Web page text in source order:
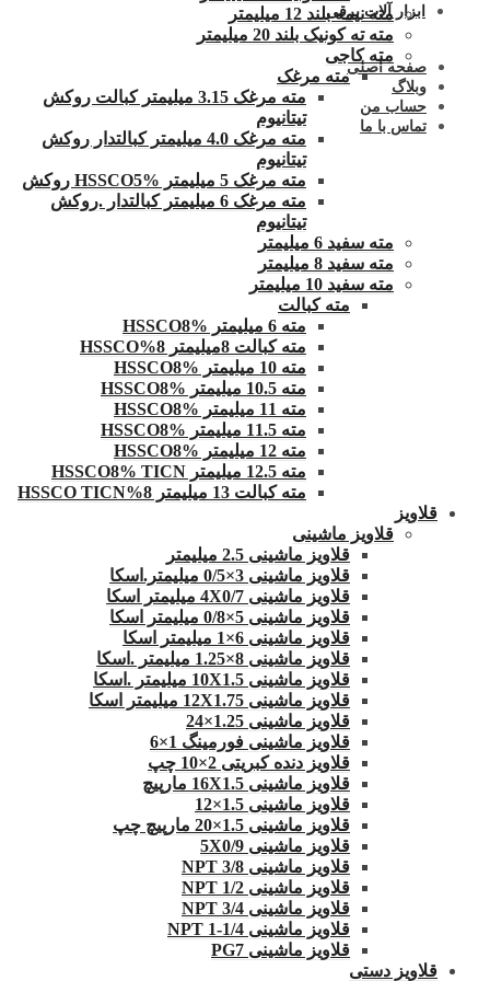
ابزار آلات برقی
صفحه اصلی
وبلاگ
حساب من
تماس با ما
مته نیمه بلند 12 میلیمتر
مته ته کونیک بلند 20 میلیمتر
مته کاجی
مته مرغک
مته مرغک 3.15 میلیمتر کبالت روکش
تیتانیوم
مته مرغک 4.0 میلیمتر کبالتدار روکش
تیتانیوم
مته مرغک 5 میلیمتر HSSCO5% روکش
مته مرغک 6 میلیمتر کبالتدار .روکش
تیتانیوم
مته سفید 6 میلیمتر
مته سفید 8 میلیمتر
مته سفید 10 میلیمتر
مته کبالت
مته 6 میلیمتر HSSCO8%
مته کبالت 8میلیمتر 8%HSSCO
مته 10 میلیمتر HSSCO8%
مته 10.5 میلیمتر HSSCO8%
مته 11 میلیمتر HSSCO8%
مته 11.5 میلیمتر HSSCO8%
مته 12 میلیمتر HSSCO8%
مته 12.5 میلیمتر HSSCO8% TICN
مته کبالت 13 میلیمتر 8%HSSCO TICN
قلاویز
قلاویز ماشینی
قلاویز ماشینی 2.5 میلیمتر
قلاویز ماشینی 3×0/5 میلیمتر.اسکا
قلاویز ماشینی 4X0/7 میلیمتر اسکا
قلاویز ماشینی 5×0/8 میلیمتر اسکا
قلاویز ماشینی 6×1 میلیمتر اسکا
قلاویز ماشینی 8×1.25 میلیمتر .اسکا
قلاویز ماشینی 10X1.5 میلیمتر .اسکا
قلاویز ماشینی 12X1.75 میلیمتر اسکا
قلاویز ماشینی 1.25×24
قلاویز ماشینی فورمینگ 1×6
قلاویز دنده کبریتی 2×10 چپ
قلاویز ماشینی 16X1.5 مارپیچ
قلاویز ماشینی 1.5×12
قلاویز ماشینی 1.5×20 مارپیچ چپ
قلاویز ماشینی 5X0/9
قلاویز ماشینی 3/8 NPT
قلاویز ماشینی 1/2 NPT
قلاویز ماشینی 3/4 NPT
قلاویز ماشینی 1/4-1 NPT
قلاویز ماشینی PG7
قلاویز دستی